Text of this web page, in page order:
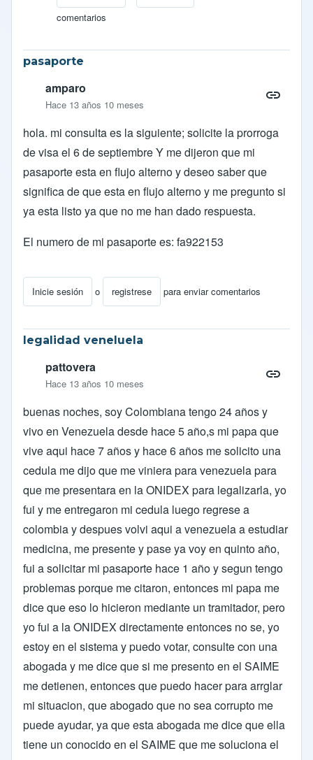
comentarios
En respuesta a Respuestapor
pasaporte
amparo
Hace 13 años 10 meses
hola. mi consulta es la siguiente; solicite la prorroga
de visa el 6 de septiembre Y me dijeron que mi
pasaporte esta en flujo alterno y deseo saber que
significa de que esta en flujo alterno y me pregunto si
ya esta listo ya que no me han dado respuesta.
El numero de mi pasaporte es: fa922153
Inicie sesión o registrese para enviar comentarios
legalidad veneluela
pattovera
Hace 13 años 10 meses
buenas noches, soy Colombiana tengo 24 años y
vivo en Venezuela desde hace 5 año,s mi papa que
vive aqui hace 7 años y hace 6 años me solicito una
cedula me dijo que me viniera para venezuela para
que me presentara en la ONIDEX para legalizarla, yo
fui y me entregaron mi cedula luego regrese a
colombia y despues volvi aqui a venezuela a estudiar
medicina, me presente y pase ya voy en quinto año,
fui a solicitar mi pasaporte hace 1 año y segun tengo
problemas porque me citaron, entonces mi papa me
dice que eso lo hicieron mediante un tramitador, pero
yo fui a la ONIDEX directamente entonces no se, yo
estoy en el sistema y puedo votar, consulte con una
abogada y me dice que si me presento en el SAIME
me detienen, entonces que puedo hacer para arrglar
mi situacion, que abogado que no sea corrupto me
puede ayudar, ya que esta abogada me dice que ella
tiene un conocido en el SAIME que me soluciona el